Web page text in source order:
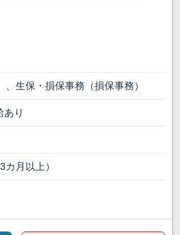
生保・損保事務（損保事務）
あり
月以上）